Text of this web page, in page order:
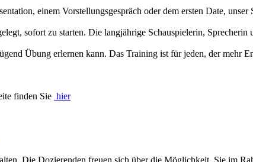
einem Vorstellungsgespräch oder dem ersten Date,
sofort zu starten. Die langjährige Schauspielerin,
Übung erlernen kann. Das Training ist für jeden, der mehr
finden Sie hier
Die Dozierenden freuen sich über die Möglichkeit, Sie im